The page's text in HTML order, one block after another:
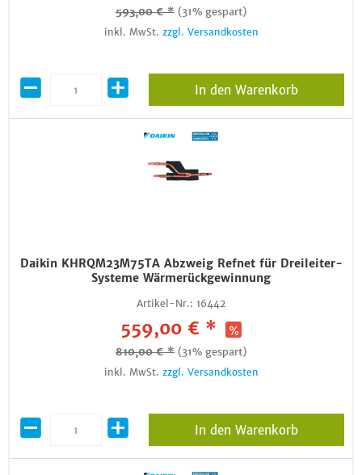
593,00 € * (31% gespart)
inkl. MwSt. zzgl. Versandkosten
In den Warenkorb
Daikin KHRQM23M75TA Abzweig Refnet für Dreileiter-
Systeme Wärmerückgewinnung
Artikel-Nr.: 16442
559,00 € *
810,00 € * (31% gespart)
inkl. MwSt. zzgl. Versandkosten
In den Warenkorb